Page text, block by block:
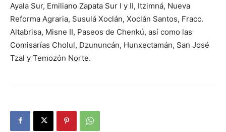
Ayala Sur, Emiliano Zapata Sur I y II, Itzimná, Nueva
Reforma Agraria, Susulá Xoclán, Xoclán Santos, Fracc.
Altabrisa, Misne II, Paseos de Chenkú, así como las
Comisarías Cholul, Dzununcán, Hunxectamán, San José
Tzal y Temozón Norte.